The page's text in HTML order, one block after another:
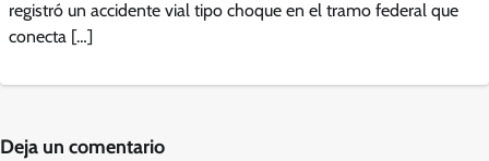
registró un accidente vial tipo choque en el tramo federal que
conecta […]
Deja un comentario